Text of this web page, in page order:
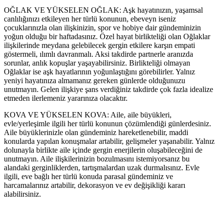
OĞLAK VE YÜKSELEN OĞLAK: Aşk hayatınızın, yaşamsal
canlılığınızı etkileyen her türlü konunun, ebeveyn iseniz
çocuklarınızla olan ilişkinizin, spor ve hobiye dair gündeminizin
yoğun olduğu bir haftadasınız. Özel hayat birlikteliği olan Oğlaklar
ilişkilerinde meydana gelebilecek gergin etkilere karşın empati
göstermeli, ılımlı davranmalı. Aksi takdirde partnerle aranızda
sorunlar, anlık kopuşlar yaşayabilirsiniz. Birlikteliği olmayan
Oğlaklar ise aşk hayatlarının yoğunlaştığını görebilirler. Yalnız
yeniyi hayatınıza almamanız gereken günlerde olduğunuzu
unutmayın. Gelen ilişkiye şans verdiğiniz takdirde çok fazla idealize
etmeden ilerlemeniz yararınıza olacaktır.
KOVA VE YÜKSELEN KOVA: Aile, aile büyükleri,
evle/yerleşimle ilgili her türlü konunun çözümlendiği günlerdesiniz.
Aile büyüklerinizle olan gündeminiz hareketlenebilir, maddi
konularda yapılan konuşmalar artabilir, gelişmeler yaşanabilir. Yalnız
dolunayla birlikte aile içinde gergin enerjilerin oluşabileceğini de
unutmayın. Aile ilişkilerinizin bozulmasını istemiyorsanız bu
alandaki gerginliklerden, tartışmalardan uzak durmalısınız. Evle
ilgili, eve bağlı her türlü konuda parasal gündeminiz ve
harcamalarınız artabilir, dekorasyon ve ev değişikliği kararı
alabilirsiniz.